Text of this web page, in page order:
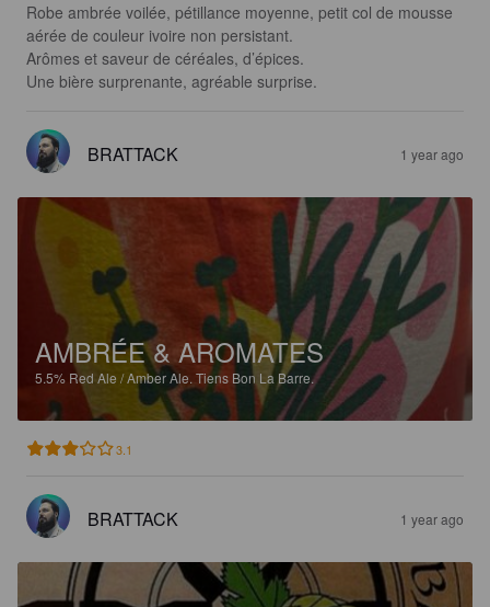
Robe ambrée voilée, pétillance moyenne, petit col de mousse
aérée de couleur ivoire non persistant.
Arômes et saveur de céréales, d’épices.
Une bière surprenante, agréable surprise.
BRATTACK 1 year ago
AMBRÉE & AROMATES
5.5% Red Ale / Amber Ale. Tiens Bon La Barre.
3.1
BRATTACK 1 year ago